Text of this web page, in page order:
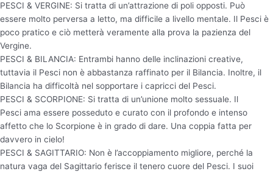
PESCI & VERGINE: Si tratta di un’attrazione di poli opposti. Può
essere molto perversa a letto, ma difficile a livello mentale. Il Pesci è
poco pratico e ciò metterà veramente alla prova la pazienza del
Vergine.
PESCI & BILANCIA: Entrambi hanno delle inclinazioni creative,
tuttavia il Pesci non è abbastanza raffinato per il Bilancia. Inoltre, il
Bilancia ha difficoltà nel sopportare i capricci del Pesci.
PESCI & SCORPIONE: Si tratta di un’unione molto sessuale. Il
Pesci ama essere posseduto e curato con il profondo e intenso
affetto che lo Scorpione è in grado di dare. Una coppia fatta per
davvero in cielo!
PESCI & SAGITTARIO: Non è l’accoppiamento migliore, perché la
natura vaga del Sagittario ferisce il tenero cuore del Pesci. I suoi